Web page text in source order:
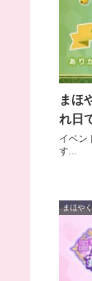
まほ
れ日
イベン
す...
まほや